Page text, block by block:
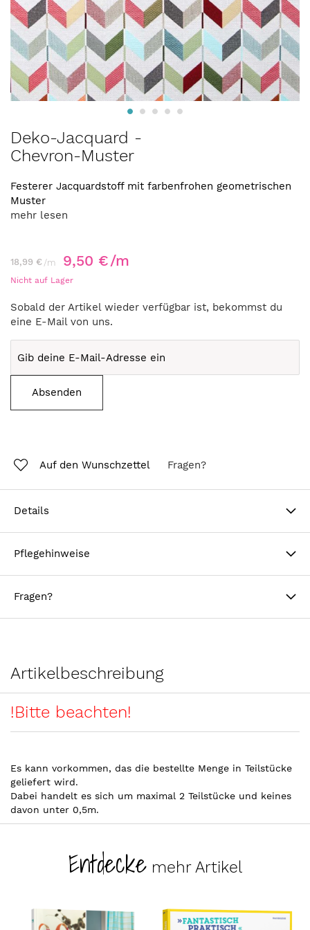
Anfang
der
springen
Deko-Jacquard -
Chevron-Muster
Festerer Jacquardstoff mit farbenfrohen geometrischen
Muster
mehr lesen
18,99 € /m 9,50 €/m
Nicht auf Lager
Sobald der Artikel wieder verfügbar ist, bekommst du
eine E-Mail von uns.
Absenden
Auf den Wunschzettel Fragen?
Details
Pflegehinweise
Fragen?
Artikelbeschreibung
!Bitte beachten!
Es kann vorkommen, das die bestellte Menge in Teilstücke
geliefert wird.
Dabei handelt es sich um maximal 2 Teilstücke und keines
davon unter 0,5m.
Entdeckemehr Artikel